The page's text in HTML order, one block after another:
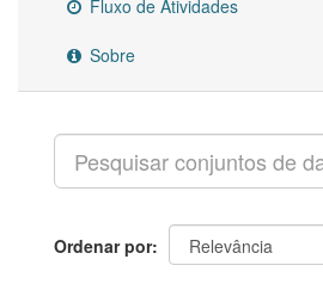
Fluxo de Atividades
Sobre
Ordenar por